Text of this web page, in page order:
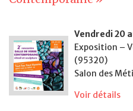
Vendredi 20
Exposition –
(95320)
Salon des
Voir détails